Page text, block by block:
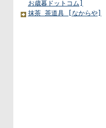
お歳暮ドットコム]
抹茶 茶道具 [なからや]